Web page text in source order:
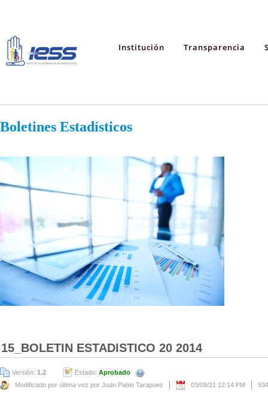
Institución Transparencia
Boletines Estadísticos
15_BOLETIN ESTADISTICO 20 2014
Versión: 1.2 Estado: Aprobado
Modificado por última vez por Juan Pablo Tarapuez
03/09/21 12:14 PM